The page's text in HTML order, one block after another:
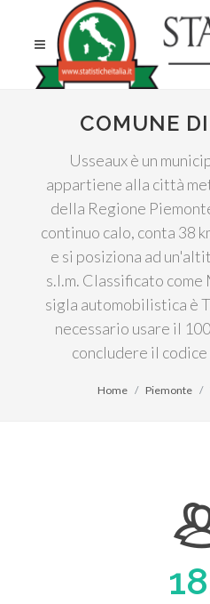
COMUNE
Usseaux è un
appartiene alla città
della Regione
continuo calo, conta 38
e si posiziona ad
s.l.m. Classificato
sigla automobilistica è
necessario usare il
concludere il
Home Piemonte